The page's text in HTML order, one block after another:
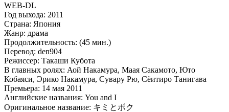
WEB-DL
Год выхода: 2011
Страна: Япония
Жанр: драма
Продолжительность: (45 мин.)
Перевод: den904
Режиссер: Такаши Кубота
В главных ролях: Аой Накамура, Маая Сакамото, Юто
Кобаяси, Эрико Накамура, Сувару Рю, Сёитиро Танигава
Премьера: 14 мая 2011
Английские названия: You and I
Оригинальное название: キミとボク